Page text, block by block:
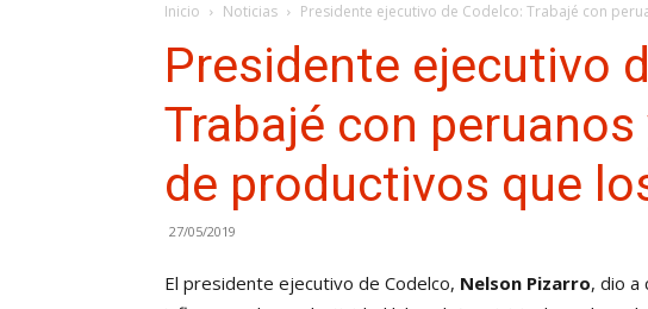
Inicio Noticias Presidente ejecutivo de Codelco: Trabajé con
Presidente ejecutivo
Trabajé con
de productivos que
27/05/2019
El presidente ejecutivo de Codelco, Nelson Pizarro, dio a